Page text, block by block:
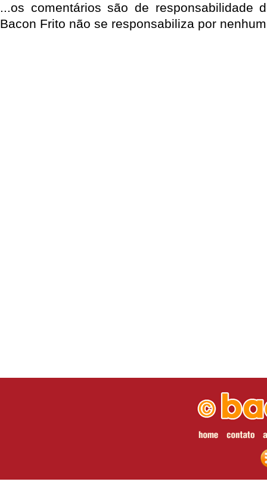
...os comentários são de responsabilidade
Bacon Frito não se responsabiliza por